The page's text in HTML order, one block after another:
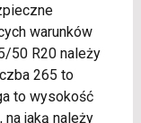
warunków
50 R20 należy
265 to
to wysokość
jaką należy